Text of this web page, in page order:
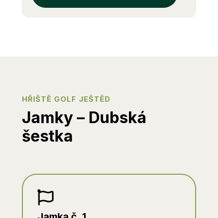
HŘIŠTĚ GOLF JEŠTĚD
Jamky – Dubská
šestka
